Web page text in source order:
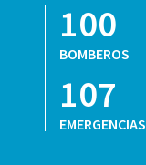
100
BOMBEROS
107
EMERGENCIAS